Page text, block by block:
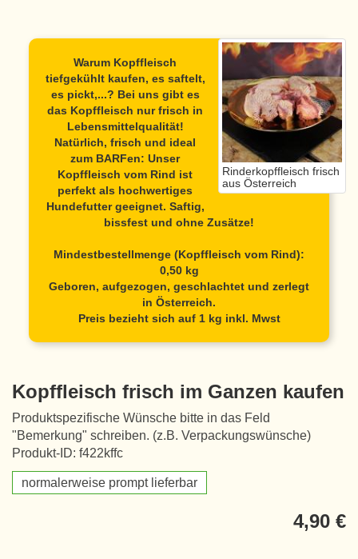
Rinderkopffleisch frisch
aus Österreich
Warum Kopffleisch
tiefgekühlt kaufen, es saftelt,
es pickt,...? Bei uns gibt es
das Kopffleisch nur frisch in
Lebensmittelqualität!
Natürlich, frisch und ideal
zum BARFen: Unser
Kopffleisch vom Rind ist
perfekt als hochwertiges
Hundefutter geeignet. Saftig,
bissfest und ohne Zusätze!
Mindestbestellmenge (Kopffleisch vom Rind):
0,50 kg
Geboren, aufgezogen, geschlachtet und zerlegt
in Österreich.
Preis bezieht sich auf 1 kg inkl. Mwst
Kopffleisch frisch im Ganzen kaufen
Produktspezifische Wünsche bitte in das Feld
"Bemerkung" schreiben. (z.B. Verpackungswünsche)
Produkt-ID: f422kffc
normalerweise prompt lieferbar
4,90 €